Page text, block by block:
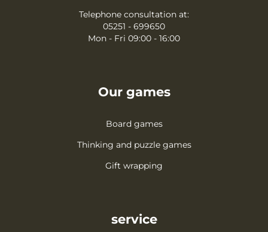
Telephone consultation at:
05251 - 699650
Mon - Fri 09:00 - 16:00
Our games
Board games
Thinking and puzzle games
Gift wrapping
service